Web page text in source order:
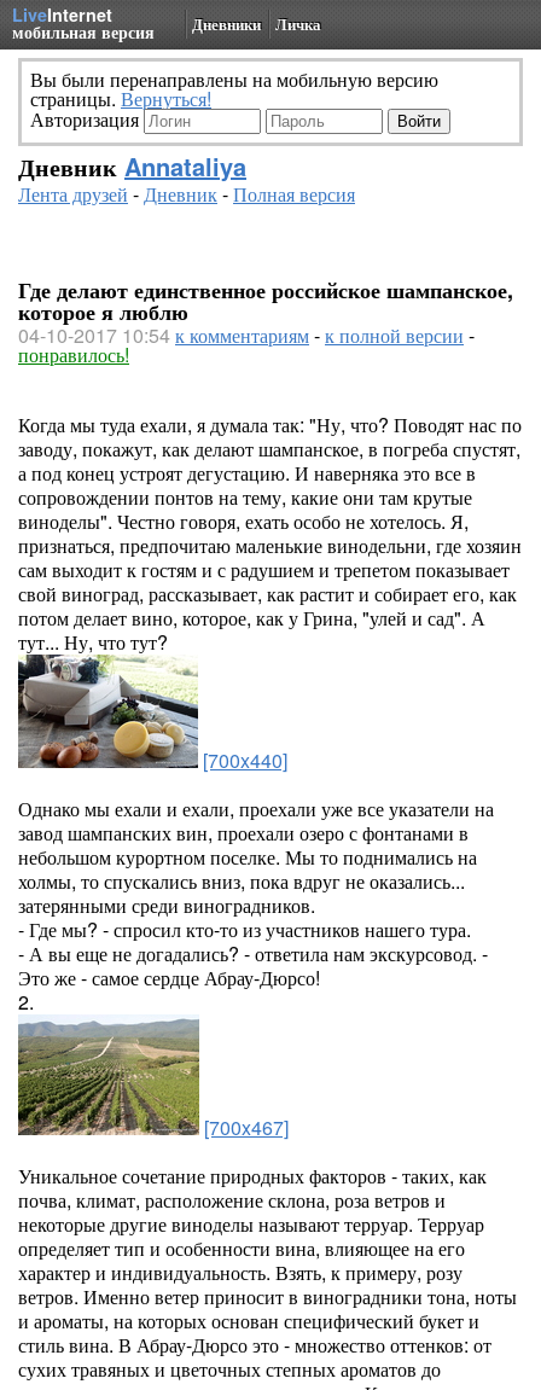
LiveInternet
мобильная версия Дневники Личка
Вы были перенаправлены на мобильную версию
страницы. Вернуться!
Авторизация
Дневник Annataliya
Лента друзей -Дневник-Полная версия
Где делают единственное российское шампанское,
которое я люблю
04-10-2017 10:54к комментариям-к полной версии -
понравилось!
Когда мы туда ехали, я думала так: "Ну, что? Поводят нас по
заводу, покажут, как делают шампанское, в погреба спустят,
а под конец устроят дегустацию. И наверняка это все в
сопровождении понтов на тему, какие они там крутые
виноделы". Честно говоря, ехать особо не хотелось. Я,
признаться, предпочитаю маленькие винодельни, где хозяин
сам выходит к гостям и с радушием и трепетом показывает
свой виноград, рассказывает, как растит и собирает его, как
потом делает вино, которое, как у Грина, "улей и сад". А
тут... Ну, что тут?
[700x440]
Однако мы ехали и ехали, проехали уже все указатели на
завод шампанских вин, проехали озеро с фонтанами в
небольшом курортном поселке. Мы то поднимались на
холмы, то спускались вниз, пока вдруг не оказались...
затерянными среди виноградников.
- Где мы? - спросил кто-то из участников нашего тура.
- А вы еще не догадались? - ответила нам экскурсовод. -
Это же - самое сердце Абрау-Дюрсо!
2.
[700x467]
Уникальное сочетание природных факторов - таких, как
почва, климат, расположение склона, роза ветров и
некоторые другие виноделы называют терруар. Терруар
определяет тип и особенности вина, влияющее на его
характер и индивидуальность. Взять, к примеру, розу
ветров. Именно ветер приносит в виноградники тона, ноты
и ароматы, на которых основан специфический букет и
стиль вина. В Абрау-Дюрсо это - множество оттенков: от
сухих травяных и цветочных степных ароматов до